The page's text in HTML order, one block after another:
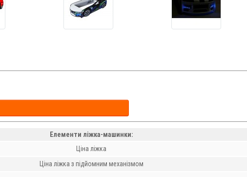
Елементи ліжка-машинки:
Ціна ліжка
Ціна ліжка з підйомним механізмом